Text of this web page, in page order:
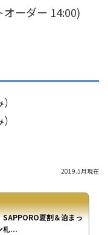
ーダー 14:00)
2019.5月現在
夏割＆泊まっ
札...